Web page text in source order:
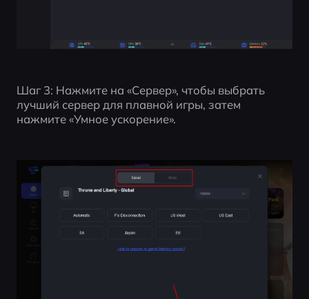
Шаг 3: Нажмите на «Сервер», чтобы выбрать
лучший сервер для плавной игры, затем
нажмите «Умное ускорение».